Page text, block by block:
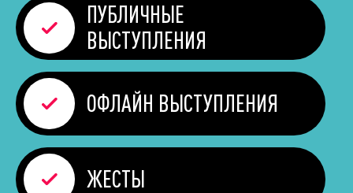
ПУБЛИЧНЫЕ
ВЫСТУПЛЕНИЯ
ОФЛАЙН ВЫСТУПЛЕНИЯ
ЖЕСТЫ